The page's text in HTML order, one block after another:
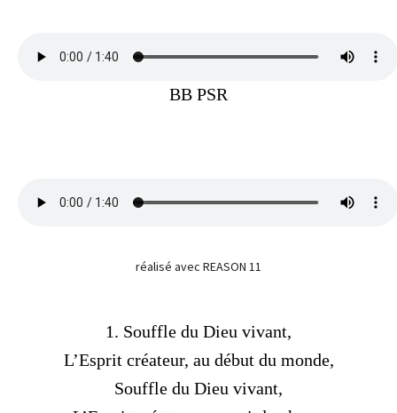
BB PSR
réalisé avec REASON 11
1. Souffle du Dieu vivant,
L’Esprit créateur, au début du monde,
Souffle du Dieu vivant,